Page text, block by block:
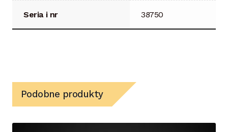
Seria i nr 38750
Podobne produkty